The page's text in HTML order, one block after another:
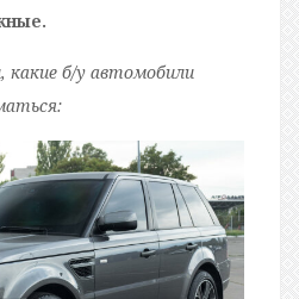
какие б/у автомобили